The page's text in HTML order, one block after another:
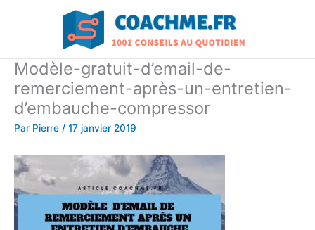
Modèle-gratuit-d’email-de-
remerciement-après-un-entretien-
d’embauche-compressor
Par Pierre / 17 janvier 2019